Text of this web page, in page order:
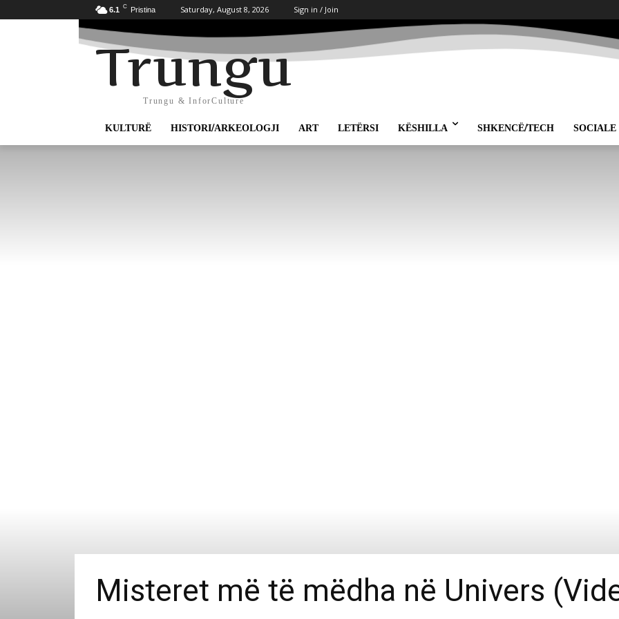
6.1 C Pristina Saturday, August 8, 2026 Sign in / Join
Trungu
Trungu & InforCulture
KULTURË HISTORI/ARKEOLOGJI ART LETËRSI KËSHILLA SHKENCË/TECH SOCIALE
Misteret më të mëdha në Univers